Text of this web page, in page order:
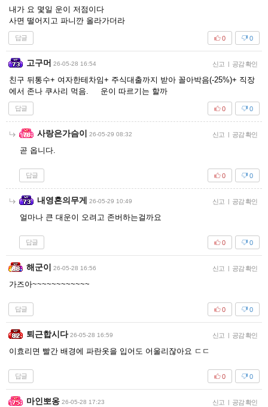
내가 요 몇일 운이 저점이다
사면 떨어지고 파니깐 올라가더라
답글 0
0
고구머 26-05-28 16:54 신고 | 공감 확인
친구 뒤통수+ 여자한테차임+ 주식대출까지 받아 꼴아박음(-25%)+ 직장
에서 존나 쿠사리 먹음. 운이 따르기는 할까
답글 0
0
사랑은가슴이 26-05-29 08:32 신고 | 공감 확인
곧 옵니다.
답글 0
0
내영혼의무게 26-05-29 10:49 신고 | 공감 확인
얼마나 큰 대운이 오려고 존버하는걸까요
답글 0
0
해군이 26-05-28 16:56 신고 | 공감 확인
가즈아~~~~~~~~~~~~
답글 0
0
퇴근합시다 26-05-28 16:59 신고 | 공감 확인
이효리면 빨간 배경에 파란옷을 입어도 어울리잖아요 ㄷㄷ
답글 0
0
마인뽀옹 26-05-28 17:23 신고 | 공감 확인